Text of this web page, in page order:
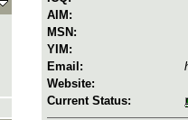
AIM:
MSN:
YIM:
Email:
Website:
Current Status: